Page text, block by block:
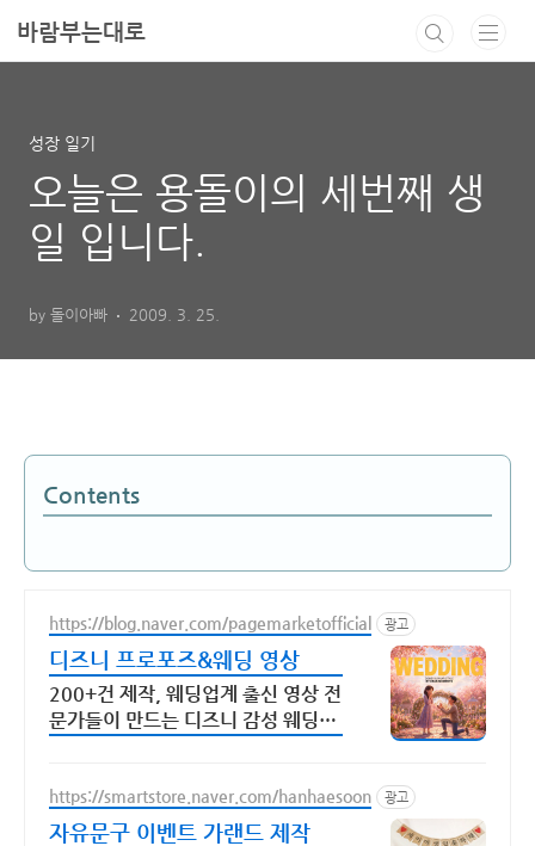
바람부는대로
성장 일기
오늘은 용돌이의 세번째 생
일 입니다.
by 돌이아빠 2009. 3. 25.
Contents
https://blog.naver.com/pagemarketofficial 광고
디즈니 프로포즈&웨딩 영상
200+건 제작, 웨딩업계 출신 영상 전
문가들이 만드는 디즈니 감성 웨딩영
https://smartstore.naver.com/hanhaesoon 광고
자유문구 이벤트 가랜드 제작